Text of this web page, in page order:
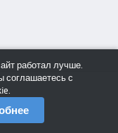
работал лучше.
соглашаетесь с